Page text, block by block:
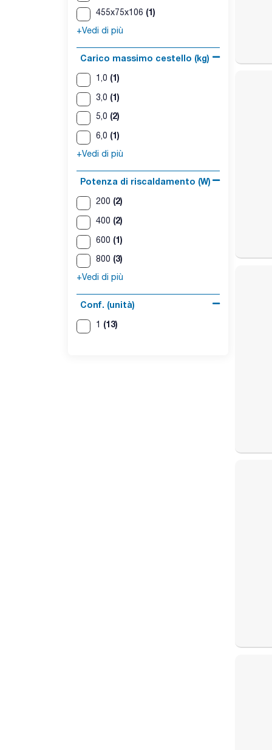
455x75x106 (1)
+Vedi di più
Carico massimo cestello (kg)
1,0 (1)
3,0 (1)
5,0 (2)
6,0 (1)
+Vedi di più
Potenza di riscaldamento (W)
200 (2)
400 (2)
600 (1)
800 (3)
+Vedi di più
Conf. (unità)
1 (13)